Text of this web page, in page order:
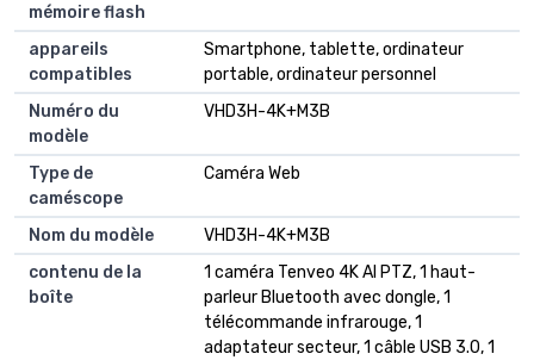
mémoire flash
appareils
compatibles
Smartphone, tablette, ordinateur
portable, ordinateur personnel
Numéro du
modèle
VHD3H-4K+M3B
Type de
caméscope
Caméra Web
Nom du modèle
VHD3H-4K+M3B
contenu de la
boîte
1 caméra Tenveo 4K AI PTZ, 1 haut-
parleur Bluetooth avec dongle, 1
télécommande infrarouge, 1
adaptateur secteur, 1 câble USB 3.0, 1